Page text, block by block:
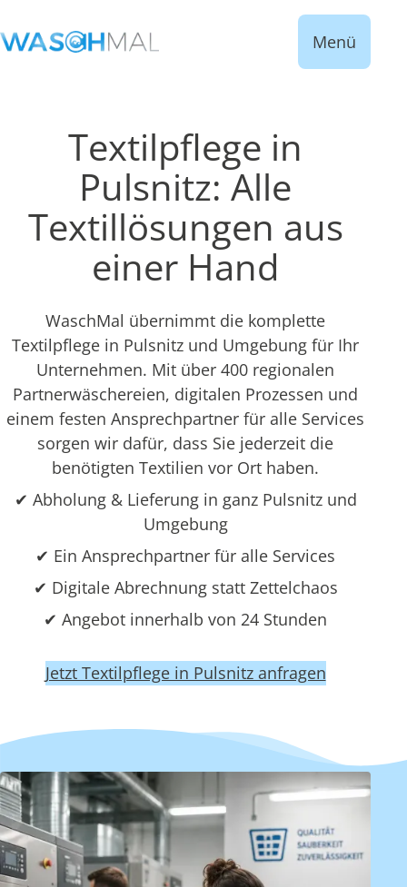
Menü
Textilpflege in
Pulsnitz: Alle
Textillösungen aus
einer Hand
WaschMal übernimmt die komplette
Textilpflege in Pulsnitz und Umgebung für Ihr
Unternehmen. Mit über 400 regionalen
Partnerwäschereien, digitalen Prozessen und
einem festen Ansprechpartner für alle Services
sorgen wir dafür, dass Sie jederzeit die
benötigten Textilien vor Ort haben.
✔ Abholung & Lieferung in ganz Pulsnitz und
Umgebung
✔ Ein Ansprechpartner für alle Services
✔ Digitale Abrechnung statt Zettelchaos
✔ Angebot innerhalb von 24 Stunden
Jetzt Textilpflege in Pulsnitz anfragen